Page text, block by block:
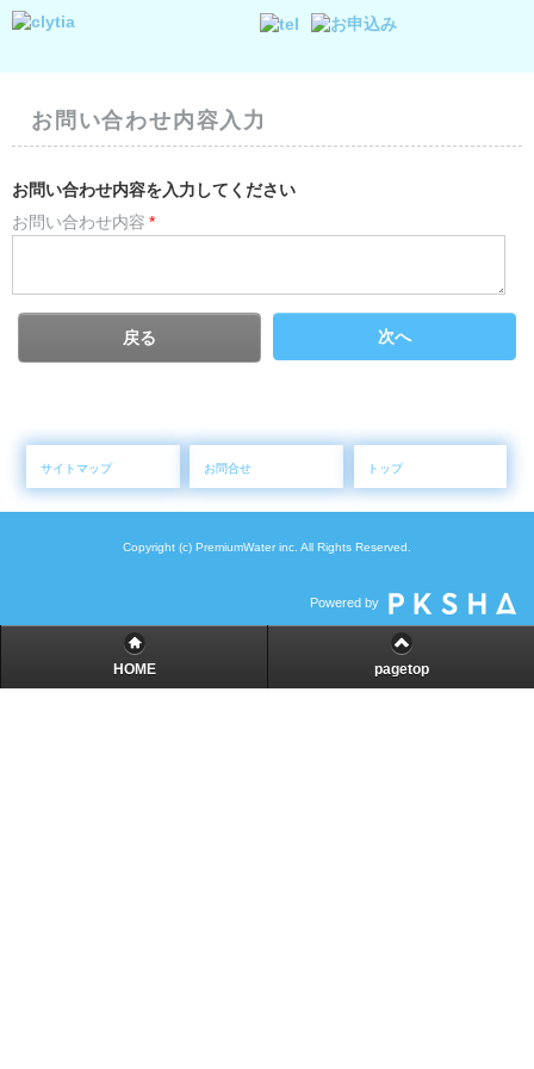
お問い合わせ内容入力
お問い合わせ内容を入力してください
お問い合わせ内容 *
戻る 次へ
サイトマップ お問合せ トップ
Copyright (c) PremiumWater inc. All Rights Reserved.
Powered by
HOME pagetop